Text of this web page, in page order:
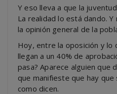
Y eso lleva a que la
La realidad lo está dando.
la opinión general de la
Hoy, entre la oposición y lo
llegan a un 40% de
pasa? Aparece alguien que
que manifieste que hay
como dicen.